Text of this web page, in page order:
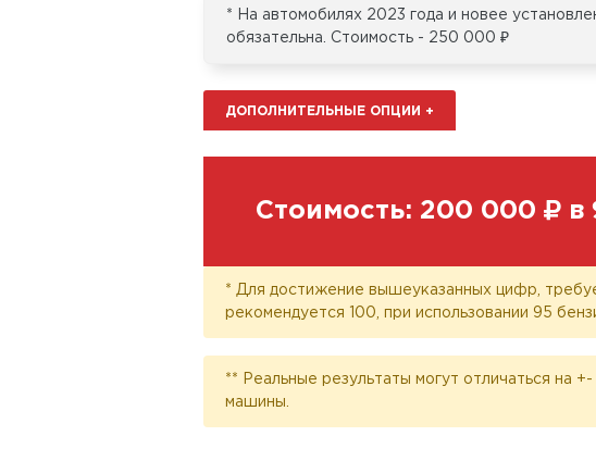
* На автомобилях 2023 года и новее
обязательна. Стоимость - 250 000 ₽
ДОПОЛНИТЕЛЬНЫЕ ОПЦИИ +
Стоимость: 200 000 в
* Для достижение вышеуказанных цифр,
рекомендуется 100, при использовании 95
** Реальные результаты могут отличаться на
машины.